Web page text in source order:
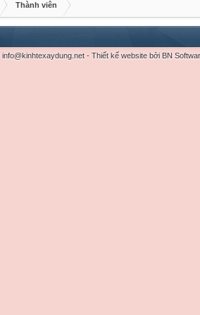
Thành viên
info@kinhtexaydung.net - Thiết kế website bởi BN